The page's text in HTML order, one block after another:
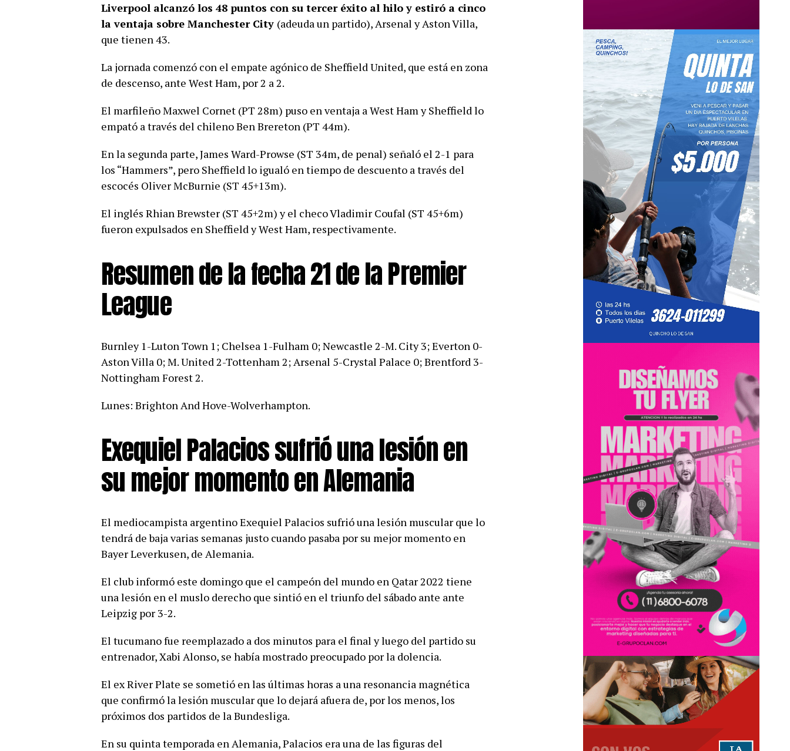
Liverpool alcanzó los 48 puntos con su tercer éxito al hilo y estiró a cinco
la ventaja sobre Manchester City (adeuda un partido), Arsenal y Aston Villa,
que tienen 43.
La jornada comenzó con el empate agónico de Sheffield United, que está en zona
de descenso, ante West Ham, por 2 a 2.
El marfileño Maxwel Cornet (PT 28m) puso en ventaja a West Ham y Sheffield lo
empató a través del chileno Ben Brereton (PT 44m).
En la segunda parte, James Ward-Prowse (ST 34m, de penal) señaló el 2-1 para
los “Hammers”, pero Sheffield lo igualó en tiempo de descuento a través del
escocés Oliver McBurnie (ST 45+13m).
El inglés Rhian Brewster (ST 45+2m) y el checo Vladimir Coufal (ST 45+6m)
fueron expulsados en Sheffield y West Ham, respectivamente.
Resumen de la fecha 21 de la Premier
League
Burnley 1-Luton Town 1; Chelsea 1-Fulham 0; Newcastle 2-M. City 3; Everton 0-
Aston Villa 0; M. United 2-Tottenham 2; Arsenal 5-Crystal Palace 0; Brentford 3-
Nottingham Forest 2.
Lunes: Brighton And Hove-Wolverhampton.
Exequiel Palacios sufrió una lesión en
su mejor momento en Alemania
El mediocampista argentino Exequiel Palacios sufrió una lesión muscular que lo
tendrá de baja varias semanas justo cuando pasaba por su mejor momento en
Bayer Leverkusen, de Alemania.
El club informó este domingo que el campeón del mundo en Qatar 2022 tiene
una lesión en el muslo derecho que sintió en el triunfo del sábado ante ante
Leipzig por 3-2.
El tucumano fue reemplazado a dos minutos para el final y luego del partido su
entrenador, Xabi Alonso, se había mostrado preocupado por la dolencia.
El ex River Plate se sometió en las últimas horas a una resonancia magnética
que confirmó la lesión muscular que lo dejará afuera de, por los menos, los
próximos dos partidos de la Bundesliga.
En su quinta temporada en Alemania, Palacios era una de las figuras del